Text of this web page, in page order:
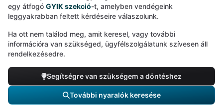
egy átfogó GYIK szekció-t, amelyben vendégeink
leggyakrabban feltett kérdéseire válaszolunk.
Ha ott nem találod meg, amit keresel, vagy további
információra van szükséged, ügyfélszolgálatunk szívesen áll
rendelkezésedre.
Segítségre van szükségem a döntéshez
További nyaralók keresése